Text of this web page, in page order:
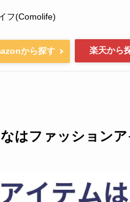
フ(Comolife)
から探す 楽天から
はファッション